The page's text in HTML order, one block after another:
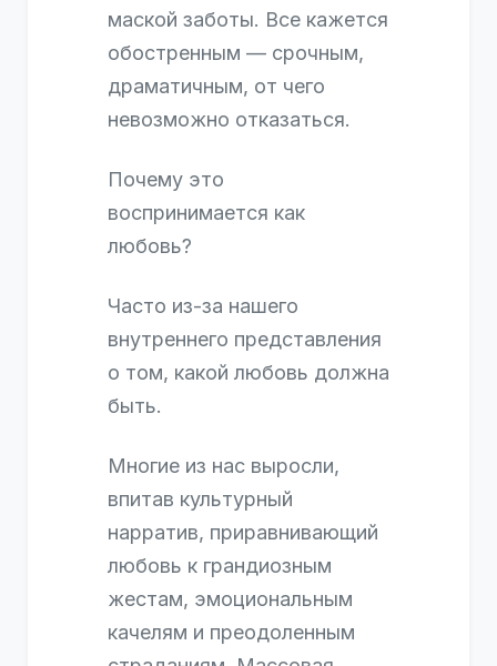
маской заботы. Все кажется
обостренным — срочным,
драматичным, от чего
невозможно отказаться.
Почему это
воспринимается как
любовь?
Часто из-за нашего
внутреннего представления
о том, какой любовь должна
быть.
Многие из нас выросли,
впитав культурный
нарратив, приравнивающий
любовь к грандиозным
жестам, эмоциональным
качелям и преодоленным